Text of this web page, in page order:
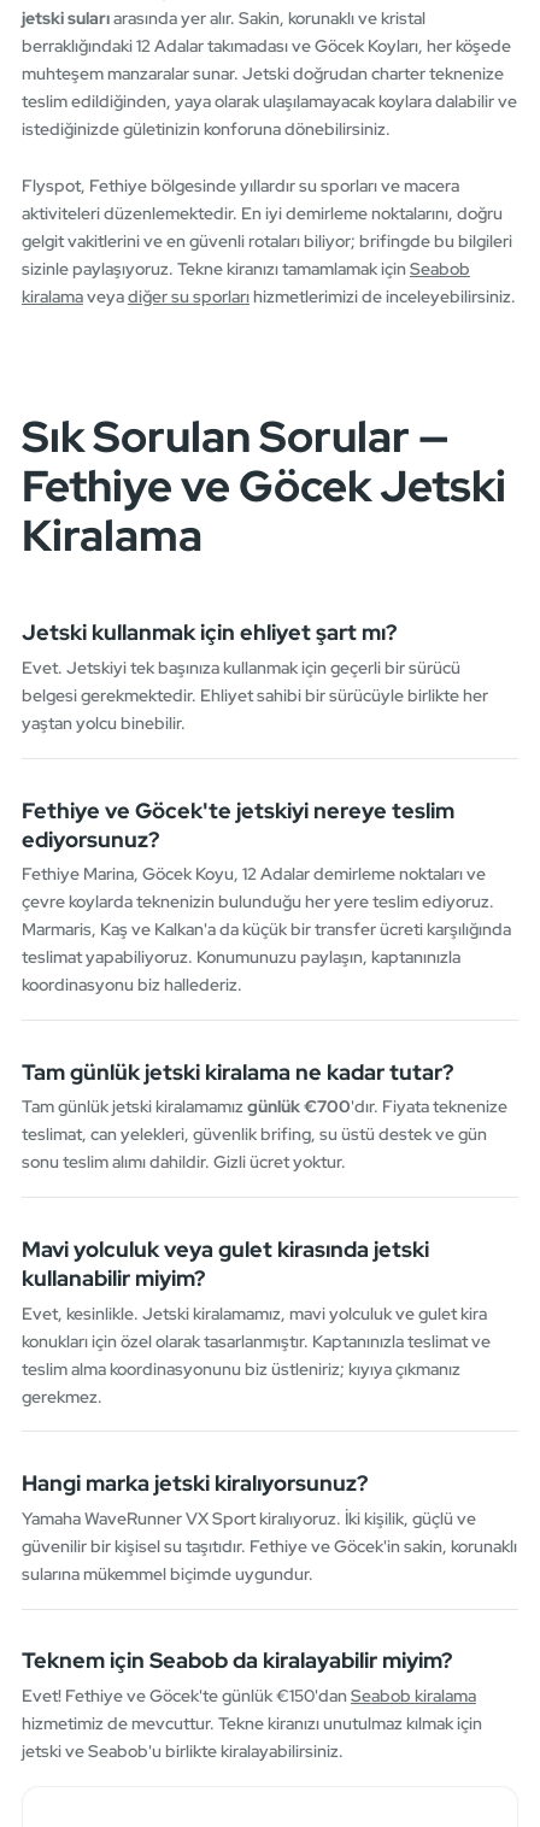
jetski sularıarasında yer alır. Sakin, korunaklı ve kristal
berraklığındaki 12 Adalar takımadası ve Göcek Koyları, her köşede
muhteşem manzaralar sunar. Jetski doğrudan charter teknenize
teslim edildiğinden, yaya olarak ulaşılamayacak koylara dalabilir ve
istediğinizde gületinizin konforuna dönebilirsiniz.
Flyspot, Fethiye bölgesinde yıllardır su sporları ve macera
aktiviteleri düzenlemektedir. En iyi demirleme noktalarını, doğru
gelgit vakitlerini ve en güvenli rotaları biliyor; brifingde bu bilgileri
sizinle paylaşıyoruz. Tekne kiranızı tamamlamak içinSeabob
kiralamaveyadiğer su sporlarıhizmetlerimizi de inceleyebilirsiniz.
Sık Sorulan Sorular —
Fethiye ve Göcek Jetski
Kiralama
Jetski kullanmak için ehliyet şart mı?
Evet. Jetskiyi tek başınıza kullanmak için geçerli bir sürücü
belgesi gerekmektedir. Ehliyet sahibi bir sürücüyle birlikte her
yaştan yolcu binebilir.
Fethiye ve Göcek'te jetskiyi nereye teslim
ediyorsunuz?
Fethiye Marina, Göcek Koyu, 12 Adalar demirleme noktaları ve
çevre koylarda teknenizin bulunduğu her yere teslim ediyoruz.
Marmaris, Kaş ve Kalkan'a da küçük bir transfer ücreti karşılığında
teslimat yapabiliyoruz. Konumunuzu paylaşın, kaptanınızla
koordinasyonu biz hallederiz.
Tam günlük jetski kiralama ne kadar tutar?
Tam günlük jetski kiralamamızgünlük €700'dır. Fiyata teknenize
teslimat, can yelekleri, güvenlik brifing, su üstü destek ve gün
sonu teslim alımı dahildir. Gizli ücret yoktur.
Mavi yolculuk veya gulet kirasında jetski
kullanabilir miyim?
Evet, kesinlikle. Jetski kiralamamız, mavi yolculuk ve gulet kira
konukları için özel olarak tasarlanmıştır. Kaptanınızla teslimat ve
teslim alma koordinasyonunu biz üstleniriz; kıyıya çıkmanız
gerekmez.
Hangi marka jetski kiralıyorsunuz?
Yamaha WaveRunner VX Sport kiralıyoruz. İki kişilik, güçlü ve
güvenilir bir kişisel su taşıtıdır. Fethiye ve Göcek'in sakin, korunaklı
sularına mükemmel biçimde uygundur.
Teknem için Seabob da kiralayabilir miyim?
Evet! Fethiye ve Göcek'te günlük €150'danSeabob kiralama
hizmetimiz de mevcuttur. Tekne kiranızı unutulmaz kılmak için
jetski ve Seabob'u birlikte kiralayabilirsiniz.